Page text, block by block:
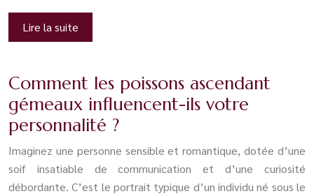
Lire la suite
Comment les poissons ascendant
gémeaux influencent-ils votre
personnalité ?
Imaginez une personne sensible et romantique, dotée d’une
soif insatiable de communication et d’une curiosité
débordante. C’est le portrait typique d’un individu né sous le